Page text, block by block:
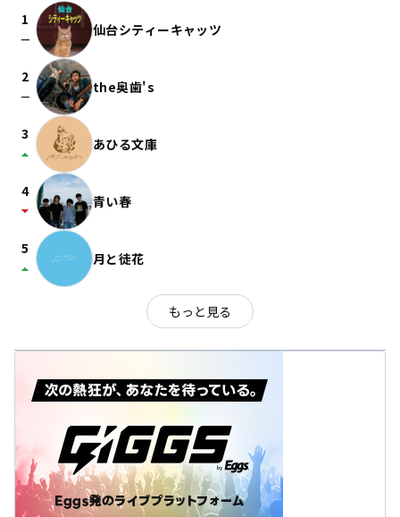
1
check_indeterminate_small 仙台シティーキャッツ
2
check_indeterminate_small the奥歯's
3
arrow_drop_up あひる文庫
4
arrow_drop_down 青い春
5
arrow_drop_up 月と徒花
もっと見る